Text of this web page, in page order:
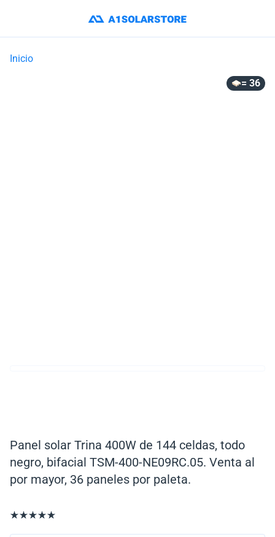
Inicio
= 36
Panel solar Trina 400W de 144 celdas, todo
negro, bifacial TSM-400-NE09RC.05. Venta al
por mayor, 36 paneles por paleta.